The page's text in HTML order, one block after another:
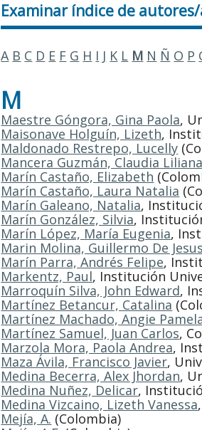
Examinar índice de
A B C D E F G H I J K L M N Ñ O P
M
Maestre Góngora, Gina Paola,
Maisonave Holguín, Lizeth,
Maldonado Restrepo, Lucelly
Mancera Guzmán, Claudia Liliana
Marín Castaño, Elizabeth
Marín Castaño, Laura Natalia
Marín Galeano, Natalia,
Marín González, Silvia,
Marín López, María Eugenia,
Marin Molina, Guillermo De Jesus
Marín Parra, Andrés Felipe,
Markentz, Paul, Institución
Marroquín Silva, John Edward,
Martínez Betancur, Catalina
Martínez Machado, Angie
Martínez Samuel, Juan Carlos,
Marzola Mora, Paola Andrea,
Maza Ávila, Francisco Javier,
Medina Becerra, Alex Jhordan,
Medina Nuñez, Delicar,
Medina Vizcaino, Lizeth Vanessa
Mejía, A. (Colombia)